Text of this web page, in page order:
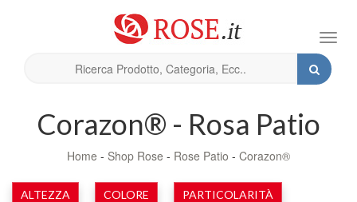
Corazon® - Rosa Patio
Home - Shop Rose - Rose Patio - Corazon®
ALTEZZA COLORE PARTICOLARITÀ